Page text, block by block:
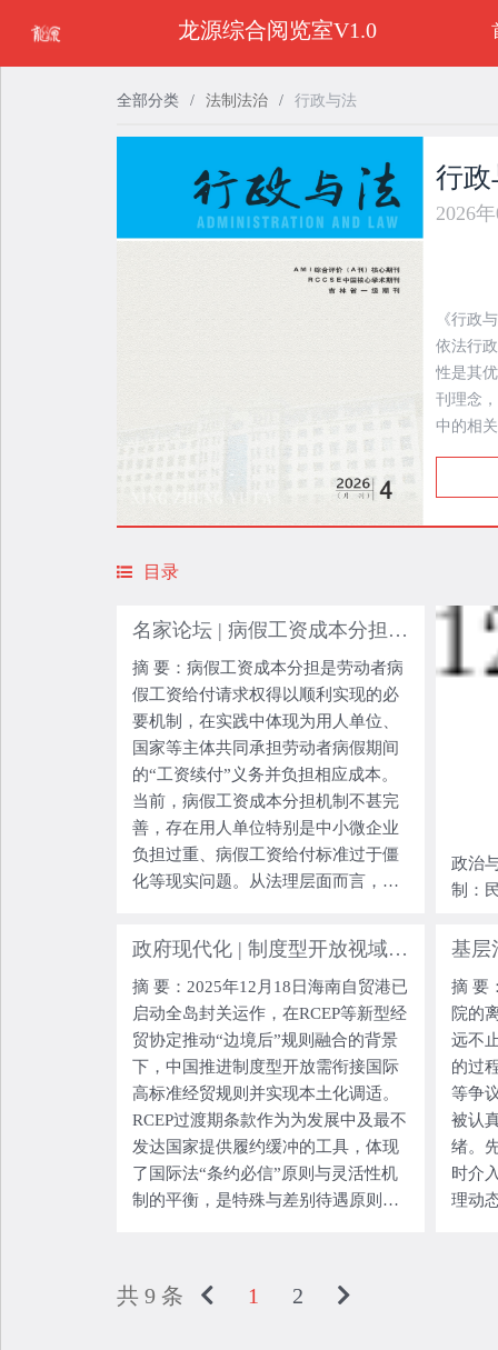
全部分类 / 法制法治 / 行政与法
行政
2026
《行政
依法行
性是其
刊理念
中的相
阵地。
目录
名家论坛 | 病假工资成本分担： 法理阐释与规范重塑
摘 要：病假工资成本分担是劳动者病
假工资给付请求权得以顺利实现的必
要机制，在实践中体现为用人单位、
国家等主体共同承担劳动者病假期间
的“工资续付”义务并负担相应成本。
当前，病假工资成本分担机制不甚完
善，存在用人单位特别是中小微企业
负担过重、病假工资给付标准过于僵
化等现实问题。从法理层面而言，国
力差异规定不同主体的给付义务并明
确用人单位与医疗保险基金履行给付
义务的先后顺位。有鉴于此，可基于
病假工资成本分担的正当性确立医疗
保险基金参与劳动者病假工资给付的
法定义务；根据病假工资成本分担的
差异性以及相关规范对小型微利企业
的具体规定，将用人单位的病假工资
给付比例按照 30% 至 60% 的比例进
行差异化设置，同时根据不同劳动者
个月，并在该期限内排除医疗保险基
政治
制：
政府现代化 | 制度型开放视域下海南自贸港立法对接RCEP过渡期条款的实施路径
摘 要：2025年12月18日海南自贸港已
启动全岛封关运作，在RCEP等新型经
贸协定推动“边境后”规则融合的背景
下，中国推进制度型开放需衔接国际
高标准经贸规则并实现本土化调适。
RCEP过渡期条款作为为发展中及最不
发达国家提供履约缓冲的工具，体现
了国际法“条约必信”原则与灵活性机
制的平衡，是特殊与差别待遇原则的
自贸港建设的政策顶层设计、“调法调
摘 要
院的
远不
的过
等争
被认
绪。
时介
理动
共 9 条 1 2
龙源综合阅览室V1.0